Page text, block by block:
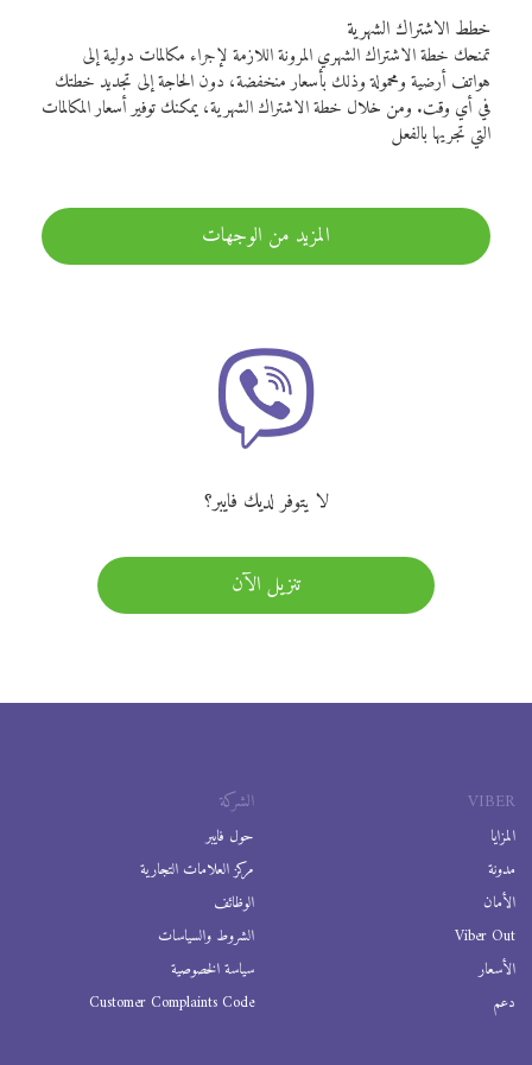
خطط الاشتراك الشهرية
تمنحك خطة الاشتراك الشهري المرونة اللازمة لإجراء مكالمات دولية إلى
هواتف أرضية ومحمولة وذلك بأسعار منخفضة، دون الحاجة إلى تجديد خطتك
في أي وقت. ومن خلال خطة الاشتراك الشهرية، يمكنك توفير أسعار المكالمات
التي تجريها بالفعل
المزيد من الوجهات
لا يتوفر لديك فايبر؟
تنزيل الآن
VIBER
المزايا
مدونة
الأمان
Viber Out
الأسعار
دعم
الشركة
حول فايبر
مركز العلامات التجارية
الوظائف
الشروط والسياسات
سياسة الخصوصية
Customer Complaints Code